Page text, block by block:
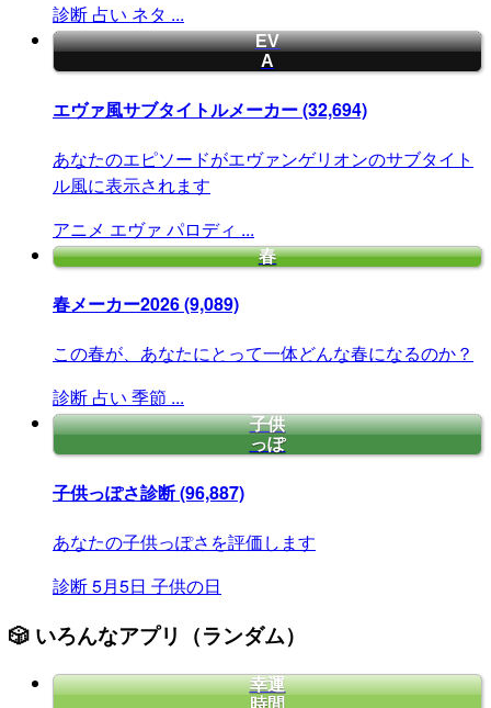
診断 占い ネタ ...
EV
A
エヴァ風サブタイトルメーカー(32,694)
あなたのエピソードがエヴァンゲリオンのサブタイト
ル風に表示されます
アニメ エヴァ パロディ ...
春
春メーカー2026(9,089)
この春が、あなたにとって一体どんな春になるのか？
診断 占い 季節 ...
子供
っぽ
子供っぽさ診断(96,887)
あなたの子供っぽさを評価します
診断5月5日 子供の日
🎲 いろんなアプリ（ランダム）
幸運